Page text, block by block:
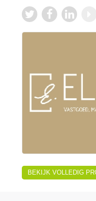
BEKIJK VOLLEDIG